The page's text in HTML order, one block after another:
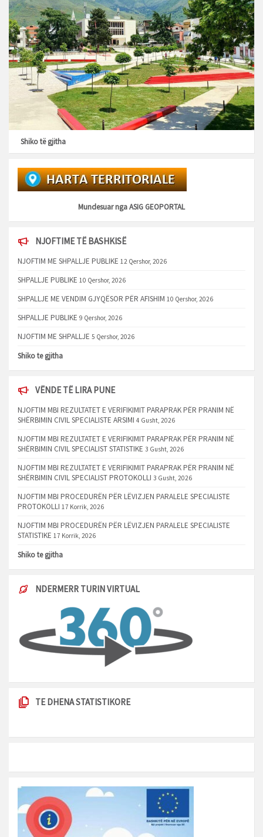
Shiko të gjitha
Mundesuar ngaASIG GEOPORTAL
NJOFTIME TË BASHKISË
NJOFTIM ME SHPALLJE PUBLIKE 12 Qershor, 2026
SHPALLJE PUBLIKE 10 Qershor, 2026
SHPALLJE ME VENDIM GJYQËSOR PËR AFISHIM 10 Qershor, 2026
SHPALLJE PUBLIKE 9 Qershor, 2026
NJOFTIM ME SHPALLJE 5 Qershor, 2026
Shiko te gjitha
VËNDE TË LIRA PUNE
NJOFTIM MBI REZULTATET E VERIFIKIMIT PARAPRAK PËR PRANIM NË
SHËRBIMIN CIVIL SPECIALISTE ARSIMI 4 Gusht, 2026
NJOFTIM MBI REZULTATET E VERIFIKIMIT PARAPRAK PËR PRANIM NË
SHËRBIMIN CIVIL SPECIALIST STATISTIKE 3 Gusht, 2026
NJOFTIM MBI REZULTATET E VERIFIKIMIT PARAPRAK PËR PRANIM NË
SHËRBIMIN CIVIL SPECIALIST PROTOKOLLI 3 Gusht, 2026
NJOFTIM MBI PROCEDURËN PËR LËVIZJEN PARALELE SPECIALISTE
PROTOKOLLI 17 Korrik, 2026
NJOFTIM MBI PROCEDURËN PËR LËVIZJEN PARALELE SPECIALISTE
STATISTIKE 17 Korrik, 2026
Shiko te gjitha
NDERMERR TURIN VIRTUAL
TE DHENA STATISTIKORE